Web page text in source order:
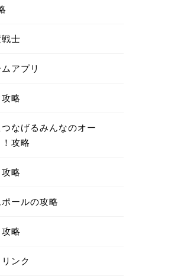
士
アプリ
略
なげるみんなのオー
攻略
略
ールの攻略
略
ンク